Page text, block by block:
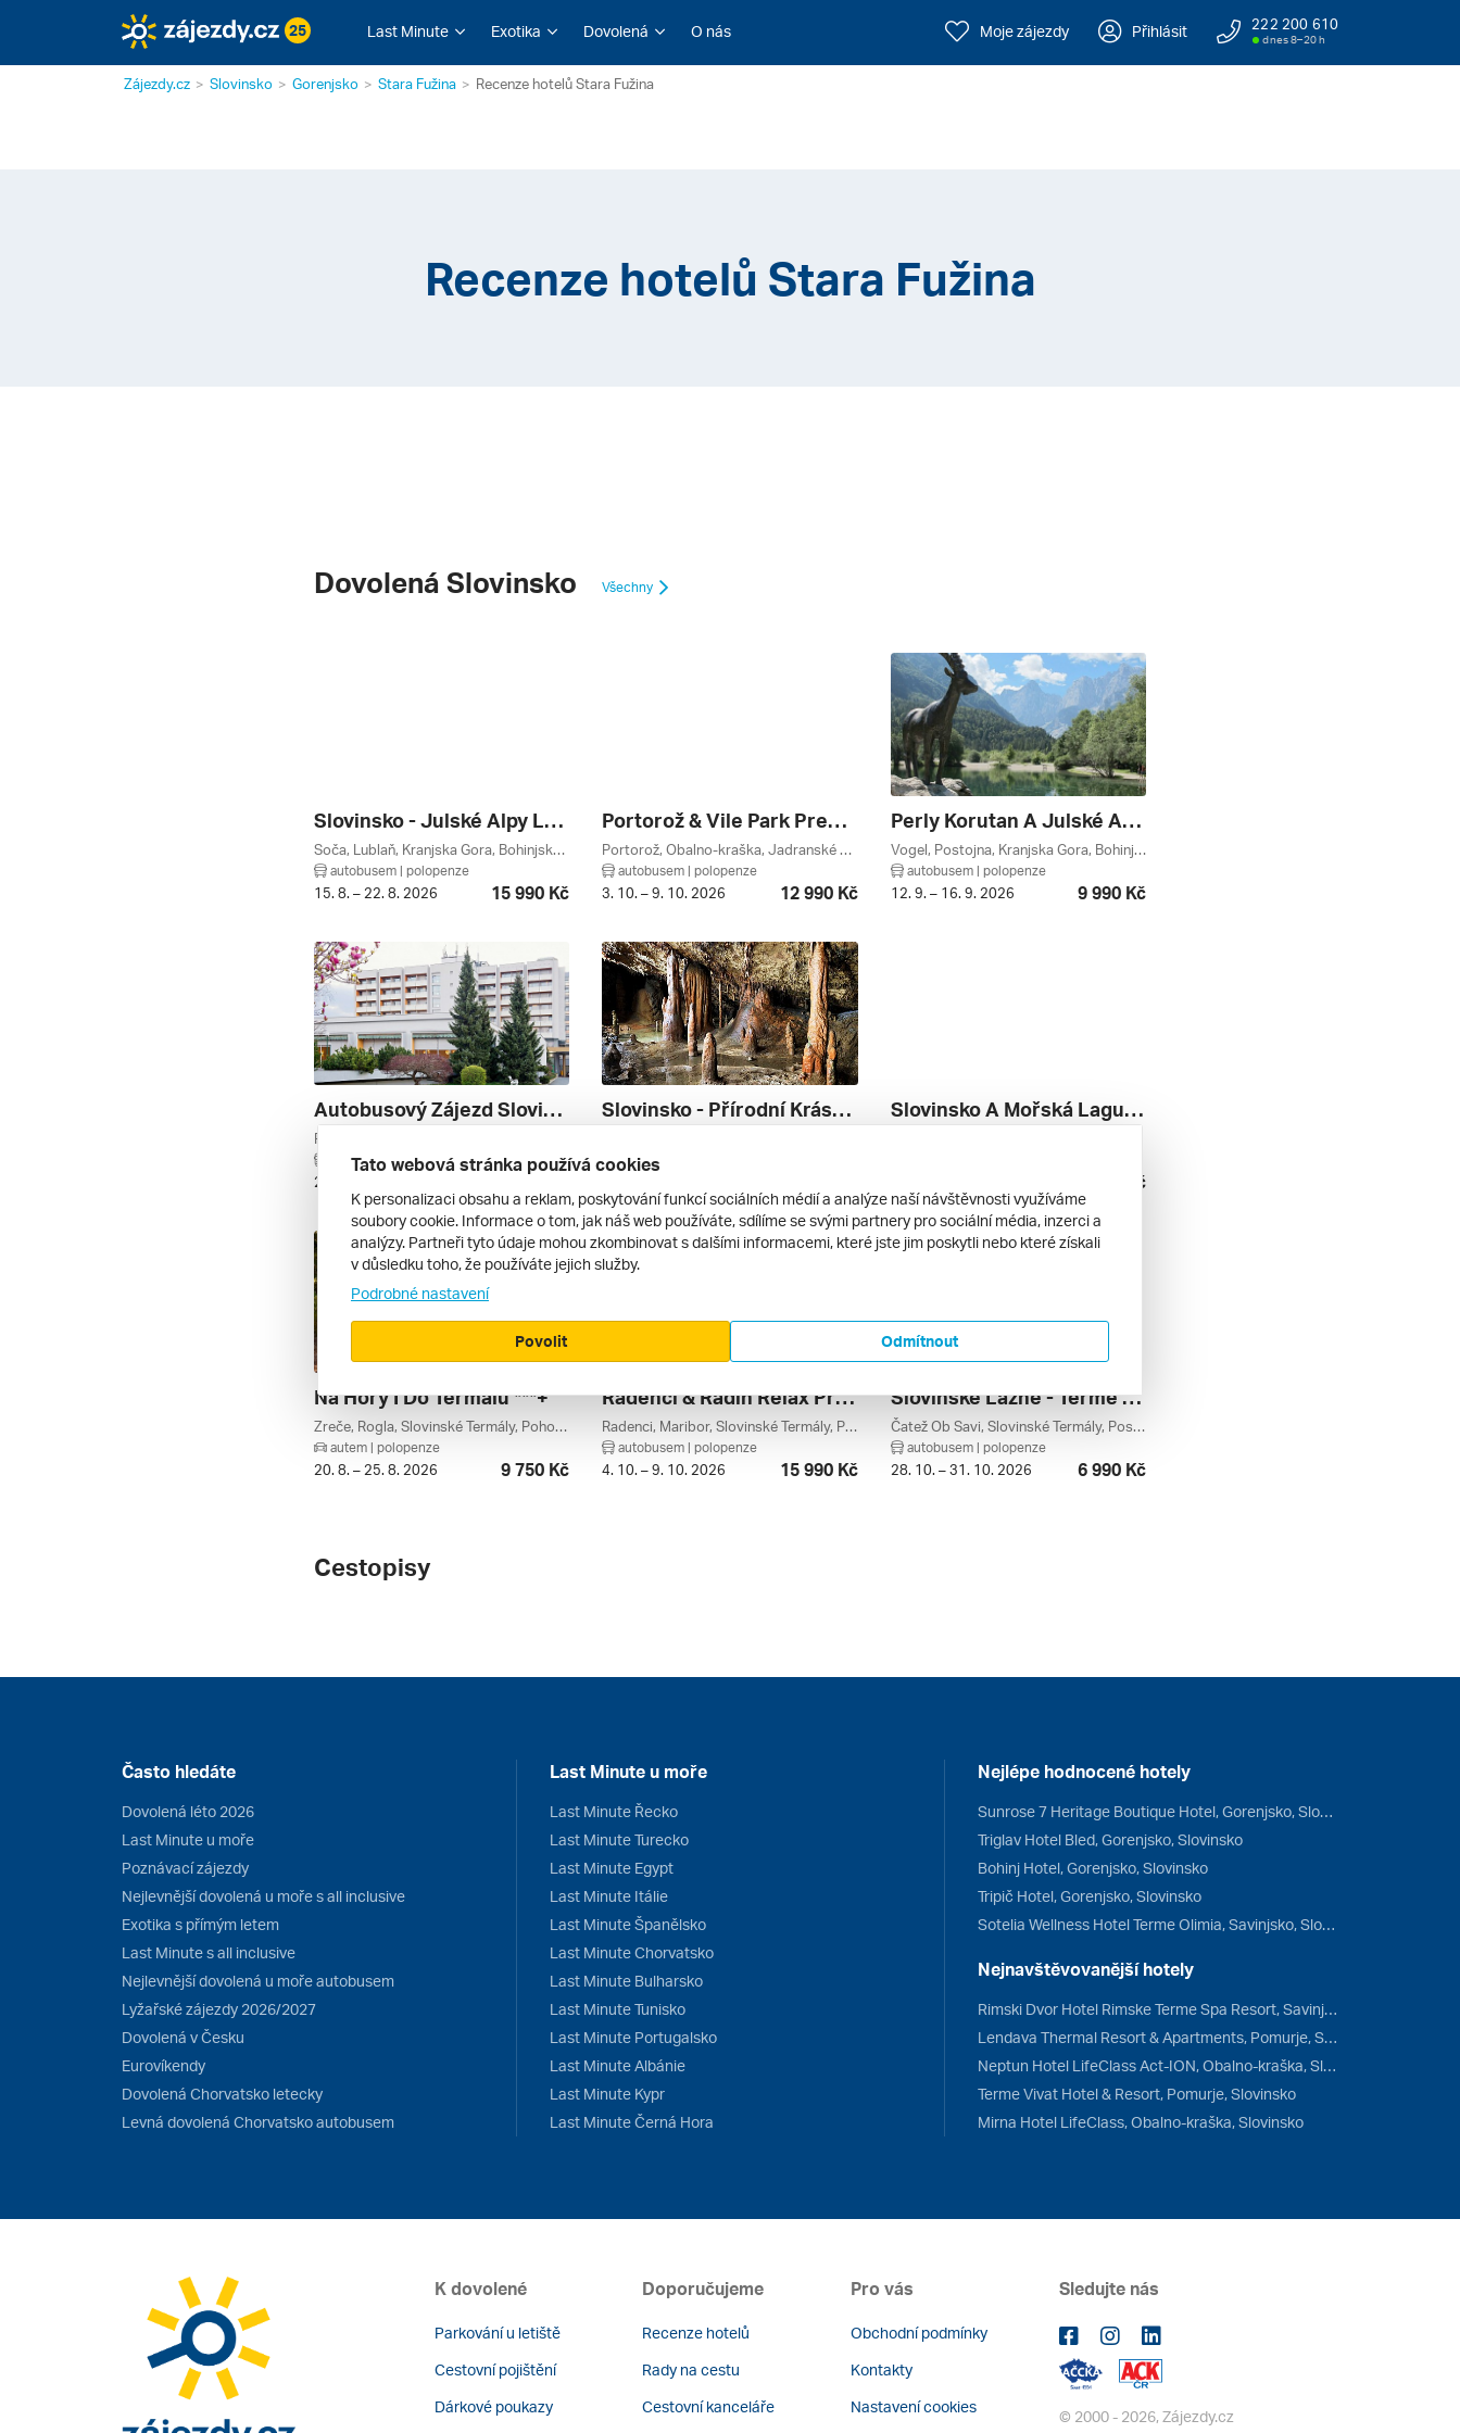
25 Last Minute Exotika Dovolená O nás Moje zájezdy Přihlásit 222 200 610
dnes 8–20 h
Zájezdy.cz Slovinsko Gorenjsko Stara Fužina Recenze hotelů Stara Fužina
Recenze hotelů Stara Fužina
Dovolená Slovinsko Všechny
Slovinsko - Julské Alpy Lux ****
Soča, Lublaň, Kranjska Gora, Bohinjské Jezero, Osrednja Slovenija, Julské Alpy, Goriško, Gorenjsko, Slovinsko
autobusem | polopenze
15. 8. – 22. 8. 2026 15 990 Kč
Portorož & Vile Park Premium Relax V Mořských Lázních Termaris ***
Portorož, Obalno-kraška, Jadranské Pobřeží, Slovinsko
autobusem | polopenze
3. 10. – 9. 10. 2026 12 990 Kč
Perly Korutan A Julské Alpy Lux ****
Vogel, Postojna, Kranjska Gora, Bohinjské Jezero, Bledské Jezero, Bled, Notranjsko, Julské Alpy, Gorenjsko, Slovinsko
autobusem | polopenze
12. 9. – 16. 9. 2026 9 990 Kč
Autobusový Zájezd Slovinsko Radenci
autobusem | polopenze
28. 10. – 31. 10. 2026 9 090 Kč
Slovinsko - Přírodní Krásy, Památky A Koupání V Lázních ***
autobusem | polopenze
Slovinsko A Mořská Laguna & Vile Park Premium Portorož ***
10 990 Kč
Na Hory I Do Termálů ***+
Zreče, Rogla, Slovinské Termály, Pohorje, Podravje, Slovinsko
autem | polopenze
20. 8. – 25. 8. 2026 9 750 Kč
Radenci & Radin Relax Pro Vaše Srdce ****
Radenci, Maribor, Slovinské Termály, Pomurje, Pohorje, Podravje, Slovinsko
autobusem | polopenze
4. 10. – 9. 10. 2026 15 990 Kč
Slovinské Lázně - Terme Čatež ***
Čatež Ob Savi, Slovinské Termály, Posavje, Slovinsko
autobusem | polopenze
28. 10. – 31. 10. 2026 6 990 Kč
Cestopisy
Často hledáte
Dovolená léto 2026
Last Minute u moře
Poznávací zájezdy
Nejlevnější dovolená u moře s all inclusive
Exotika s přímým letem
Last Minute s all inclusive
Nejlevnější dovolená u moře autobusem
Lyžařské zájezdy 2026/2027
Dovolená v Česku
Eurovíkendy
Dovolená Chorvatsko letecky
Levná dovolená Chorvatsko autobusem
Last Minute u moře
Last Minute Řecko
Last Minute Turecko
Last Minute Egypt
Last Minute Itálie
Last Minute Španělsko
Last Minute Chorvatsko
Last Minute Bulharsko
Last Minute Tunisko
Last Minute Portugalsko
Last Minute Albánie
Last Minute Kypr
Last Minute Černá Hora
Nejlépe hodnocené hotely
Sunrose 7 Heritage Boutique Hotel, Gorenjsko, Slovinsko
Triglav Hotel Bled, Gorenjsko, Slovinsko
Bohinj Hotel, Gorenjsko, Slovinsko
Tripič Hotel, Gorenjsko, Slovinsko
Sotelia Wellness Hotel Terme Olimia, Savinjsko, Slovinsko
Nejnavštěvovanější hotely
Rimski Dvor Hotel Rimske Terme Spa Resort, Savinjsko, Slovinsko
Lendava Thermal Resort & Apartments, Pomurje, Slovinsko
Neptun Hotel LifeClass Act-ION, Obalno-kraška, Slovinsko
Terme Vivat Hotel & Resort, Pomurje, Slovinsko
Mirna Hotel LifeClass, Obalno-kraška, Slovinsko
K dovolené
Parkování u letiště
Cestovní pojištění
Dárkové poukazy
Doporučujeme
Recenze hotelů
Rady na cestu
Cestovní kanceláře
Pro vás
Obchodní podmínky
Kontakty
Nastavení cookies
Sledujte nás
© 2000 - 2026, Zájezdy.cz
Tato webová stránka používá cookies
K personalizaci obsahu a reklam, poskytování funkcí sociálních médií a analýze naší návštěvnosti využíváme
soubory cookie. Informace o tom, jak náš web používáte, sdílíme se svými partnery pro sociální média, inzerci a
analýzy. Partneři tyto údaje mohou zkombinovat s dalšími informacemi, které jste jim poskytli nebo které získali
v důsledku toho, že používáte jejich služby.
Podrobné nastavení
Odmítnout
Povolit